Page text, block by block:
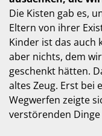
Die Kisten gab es,
Eltern von ihrer
Kinder ist das auch
aber nichts, dem
geschenkt hätten.
altes Zeug. Erst bei
Wegwerfen zeigte
verstörenden